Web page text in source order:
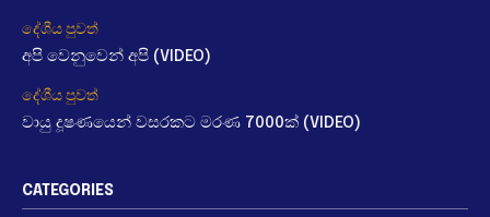
දේශීය පුවත්
අපි වෙනුවෙන් අපි (VIDEO)
දේශීය පුවත්
වායු දූෂණයෙන් වසරකට මරණ 7000ක් (VIDEO)
CATEGORIES